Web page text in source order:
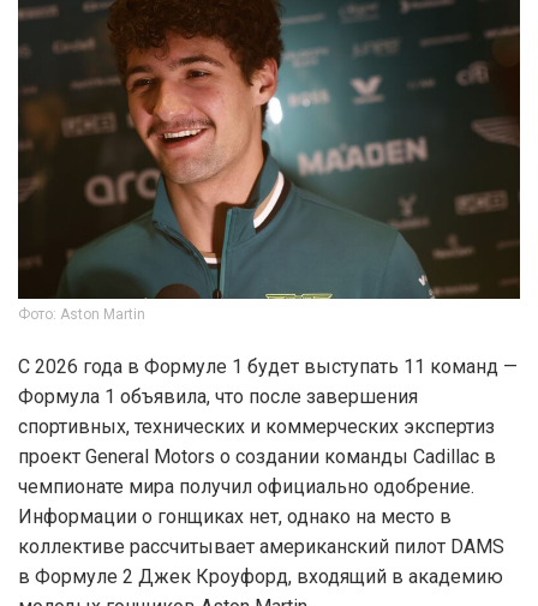
Фото: Aston Martin
С 2026 года в Формуле 1 будет выступать 11 команд —
Формула 1 объявила, что после завершения
спортивных, технических и коммерческих экспертиз
проект General Motors о создании команды Cadillac в
чемпионате мира получил официально одобрение.
Информации о гонщиках нет, однако на место в
коллективе рассчитывает американский пилот DAMS
в Формуле 2 Джек Кроуфорд, входящий в академию